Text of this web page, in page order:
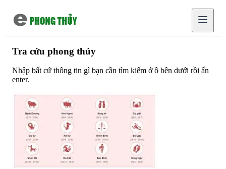
Tra cứu phong thủy
Nhập bất cứ thông tin gì bạn cần tìm kiếm ở ô bên dưới rồi ấn
enter.